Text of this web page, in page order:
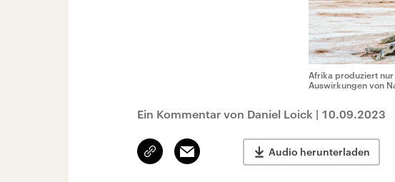
Afrika produziert
Auswirkungen von
Ein Kommentar von Daniel Loick | 10.09.2023
Link
kopieren/teilen
Email Audio herunterladen